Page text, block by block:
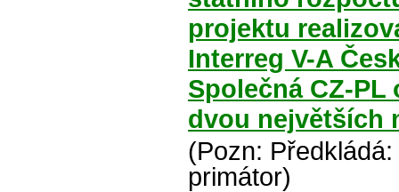
projektu
Interreg V-A
Společná CZ-
dvou největších
(Pozn:
primátor)